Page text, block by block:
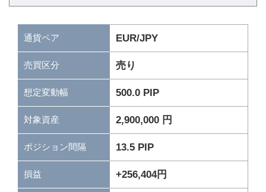
通貨ペア EUR/JPY
売買区分 売り
想定変動幅 500.0 PIP
対象資産 2,900,000 円
ポジション間隔 13.5 PIP
損益 +256,404円